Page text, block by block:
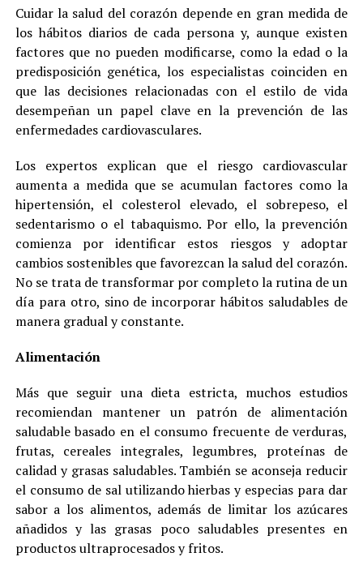
Cuidar la salud del corazón depende en gran medida de
los hábitos diarios de cada persona y, aunque existen
factores que no pueden modificarse, como la edad o la
predisposición genética, los especialistas coinciden en
que las decisiones relacionadas con el estilo de vida
desempeñan un papel clave en la prevención de las
enfermedades cardiovasculares.
Los expertos explican que el riesgo cardiovascular
aumenta a medida que se acumulan factores como la
hipertensión, el colesterol elevado, el sobrepeso, el
sedentarismo o el tabaquismo. Por ello, la prevención
comienza por identificar estos riesgos y adoptar
cambios sostenibles que favorezcan la salud del corazón.
No se trata de transformar por completo la rutina de un
día para otro, sino de incorporar hábitos saludables de
manera gradual y constante.
Alimentación
Más que seguir una dieta estricta, muchos estudios
recomiendan mantener un patrón de alimentación
saludable basado en el consumo frecuente de verduras,
frutas, cereales integrales, legumbres, proteínas de
calidad y grasas saludables. También se aconseja reducir
el consumo de sal utilizando hierbas y especias para dar
sabor a los alimentos, además de limitar los azúcares
añadidos y las grasas poco saludables presentes en
productos ultraprocesados y fritos.